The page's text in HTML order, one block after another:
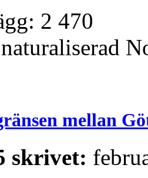
2 470
mellan
skrivet: